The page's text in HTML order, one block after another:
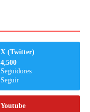
X (Twitter)
4,500
Seguidores
Seguir
Youtube